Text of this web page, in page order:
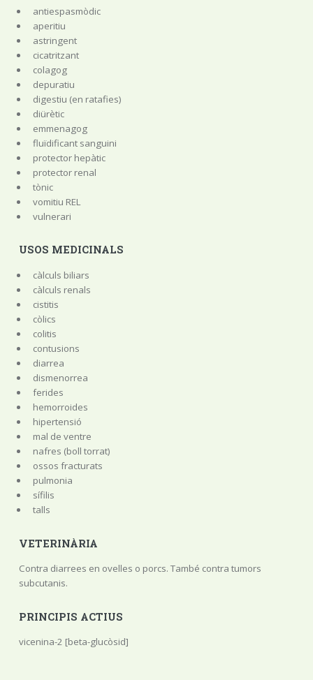
antiespasmòdic
aperitiu
astringent
cicatritzant
colagog
depuratiu
digestiu (en ratafies)
diürètic
emmenagog
fluïdificant sanguini
protector hepàtic
protector renal
tònic
vomitiu REL
vulnerari
USOS MEDICINALS
càlculs biliars
càlculs renals
cistitis
còlics
colitis
contusions
diarrea
dismenorrea
ferides
hemorroides
hipertensió
mal de ventre
nafres (boll torrat)
ossos fracturats
pulmonia
sífilis
talls
VETERINÀRIA
Contra diarrees en ovelles o porcs. També contra tumors
subcutanis.
PRINCIPIS ACTIUS
vicenina-2 [beta-glucòsid]